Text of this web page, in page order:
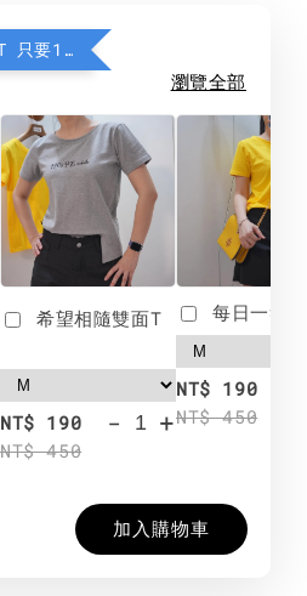
加購 MIT防曬透氣棉T 只要190元
瀏覽全部
希望相隨雙面T
NT$ 190
NT$ 450
- +
每日一笑
NT$ 190
NT$ 450
加入購物車